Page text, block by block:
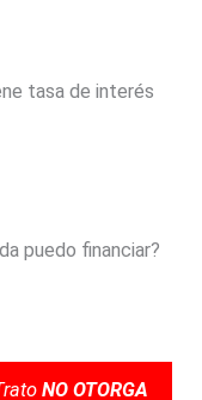
tasa de interés
puedo financiar?
NO OTORGA